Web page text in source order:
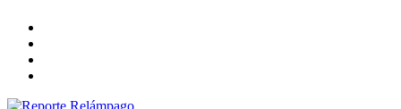
contenido